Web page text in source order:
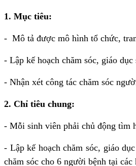
1. Mục tiêu:
- Mô tả được mô hình tổ chức,
- Lập kế hoạch chăm sóc, giáo
- Nhận xét công tác chăm sóc
2. Chỉ tiêu chung:
- Mỗi sinh viên phải chủ động tìm
- Lập kế hoạch chăm sóc, giáo
chăm sóc cho 6 người bệnh tại